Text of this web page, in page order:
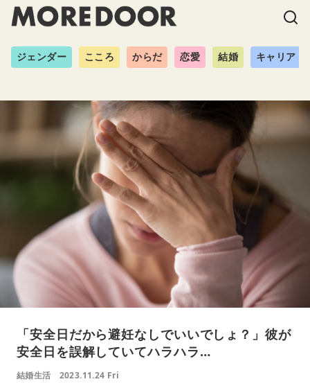
ジェンダー こころ からだ 恋愛 結婚 キャリア
「安全日だから避妊なしでいいでしょ？」彼が
安全日を誤解していてハラハラ…
結婚生活 2023.11.24 Fri